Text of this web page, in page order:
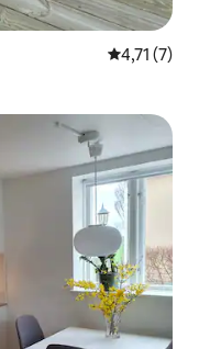
Note
4,71 (7)
aimés